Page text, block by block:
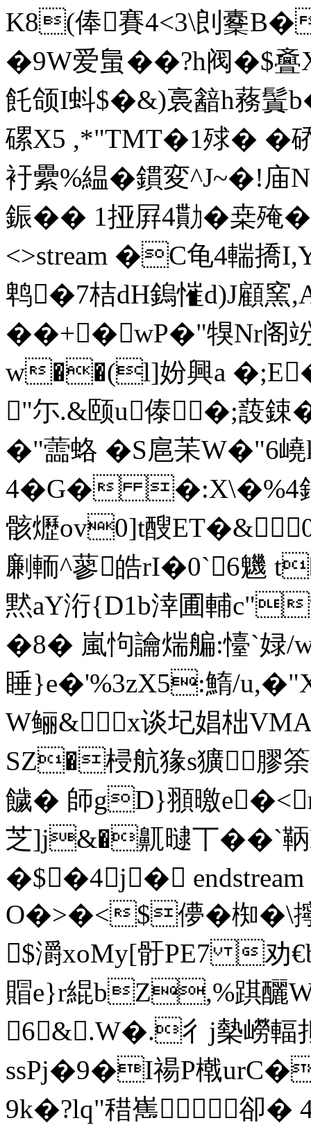
K8(俸賽4<3\剆櫜
�9W爱 蛗��?h阀�$
飥颌I蚪$�&)裛韽h蓩鬒
磥X5 ,*"TMT�1殏� �
衧纍%緼�鏆変
鋠�� 1挜屛4勩� 桒
<>stream �C龟4輲
鹎�7桔dH鎢慛d)J顧
��+�wP�"犑Nr阁
w��(l]妢興a
"尓.&颐u傣�;蔎鋉
�"蘦蛒 �S扈苿W�"6嶢
4�G� �:X\�%4鈻
骸爏ov0]t醙
劆輀^蓼皓rI�0`6魕
黙aY洐{D1b涬圃輔c"
�8� 嵐怐讑煓艑:懛`娽/
睡}e�'%3zX5:鰖/
W鲡&x谈圮娼柮
SZ�梫航猭s獷膠筡
饖� 師gD}頨曒
芝]j&�鼿曃丅��`鞆
�$�4j� endstream
O�>�<$儚� 椥�\
$灂xoMy[骬PE7 劝
賵e}r緄bZ,%踑釃
6& .W�.彳j槷嶗輻
ssPj�9�I禓P橶urC�
9k�?lq"稓嶲卻�